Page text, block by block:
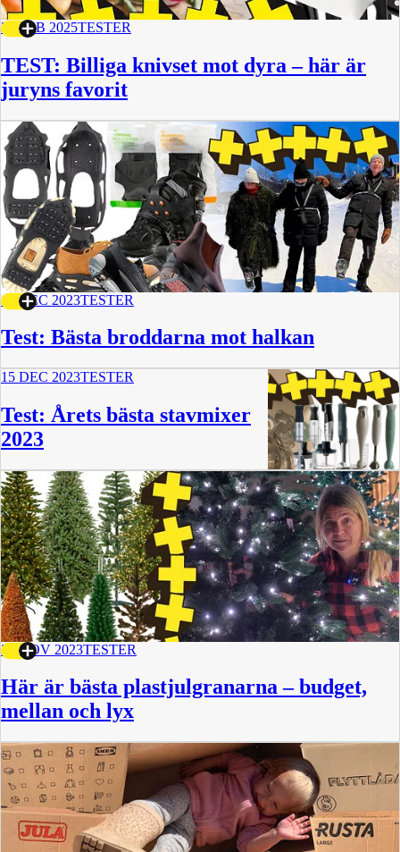
22 FEB 2025TESTER
TEST: Billiga knivset mot dyra – här är
juryns favorit
16 DEC 2023TESTER
Test: Bästa broddarna mot halkan
15 DEC 2023TESTER
Test: Årets bästa stavmixer
2023
29 NOV 2023TESTER
Här är bästa plastjulgranarna – budget,
mellan och lyx